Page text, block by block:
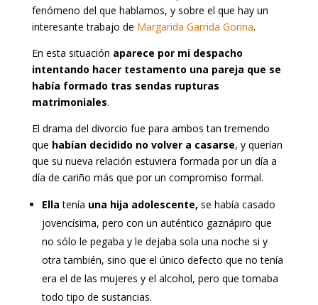
fenómeno del que hablamos, y sobre el que hay un
interesante trabajo de Margarida Garrida Gorina.
En esta situación aparece por mi despacho
intentando hacer testamento una pareja que se
había formado tras sendas rupturas
matrimoniales.
El drama del divorcio fue para ambos tan tremendo
que habían decidido no volver a casarse, y querían
que su nueva relación estuviera formada por un día a
día de cariño más que por un compromiso formal.
Ella tenía una hija adolescente, se había casado
jovencísima, pero con un auténtico gaznápiro que
no sólo le pegaba y le dejaba sola una noche si y
otra también, sino que el único defecto que no tenía
era el de las mujeres y el alcohol, pero que tomaba
todo tipo de sustancias.